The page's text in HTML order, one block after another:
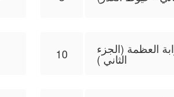
10 العظمة (الجزء
الثاني )